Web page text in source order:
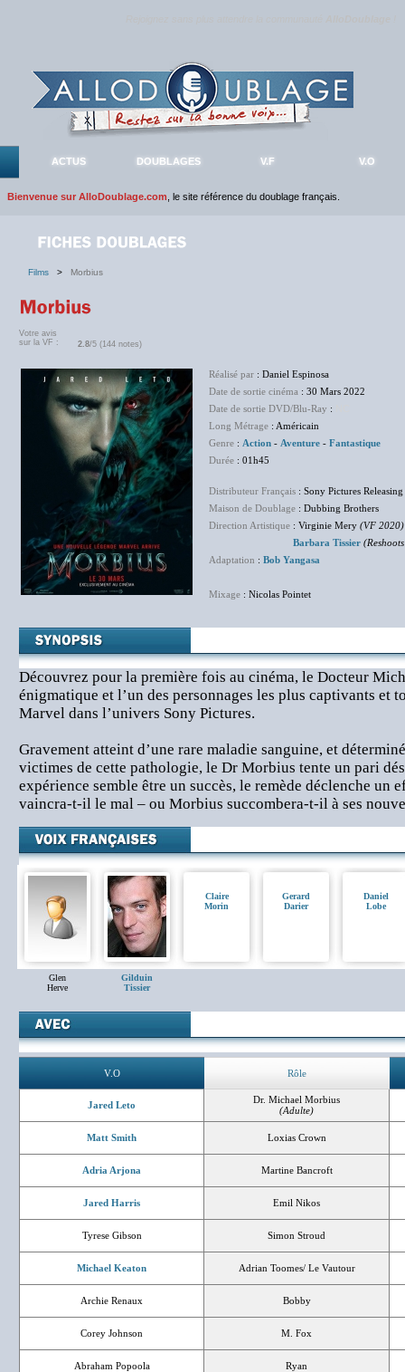
ACTUS DOUBLAGES V.F V.O
Bienvenue sur AlloDoublage.com , le site référence du doublage français.
Films > Morbius
Votre avis
sur la VF :
2.8/5 (144 notes)
Réalisé par : Daniel Espinosa
Date de sortie cinéma : 30 Mars 2022
Date de sortie DVD/Blu-Ray :
Long Métrage : Américain
Genre : Action - Aventure - Fantastique
Durée : 01h45
Distributeur Français : Sony Pictures
Maison de Doublage : Dubbing Brothers
Direction Artistique : Virginie Mery (VF 2020)
Barbara Tissier
Adaptation : Bob Yangasa
Mixage : Nicolas Pointet
Découvrez pour la première fois au cinéma, le Docteur
énigmatique et l’un des personnages les plus captivants et
Marvel dans l’univers Sony Pictures.
Gravement atteint d’une rare maladie sanguine, et
victimes de cette pathologie, le Dr Morbius tente un pari
expérience semble être un succès, le remède déclenche un
vaincra-t-il le mal – ou Morbius succombera-t-il à ses
Glen
Herve
Gilduin
Tissier
Claire
Morin
Gerard
Darier
Daniel
Lobe
V.O Rôle
Jared Leto
Dr. Michael Morbius
(Adulte)
Matt Smith Loxias Crown
Adria Arjona Martine Bancroft
Jared Harris Emil Nikos
Tyrese Gibson Simon Stroud
Michael Keaton Adrian Toomes/ Le Vautour
Archie Renaux Bobby
Corey Johnson M. Fox
Abraham Popoola Ryan